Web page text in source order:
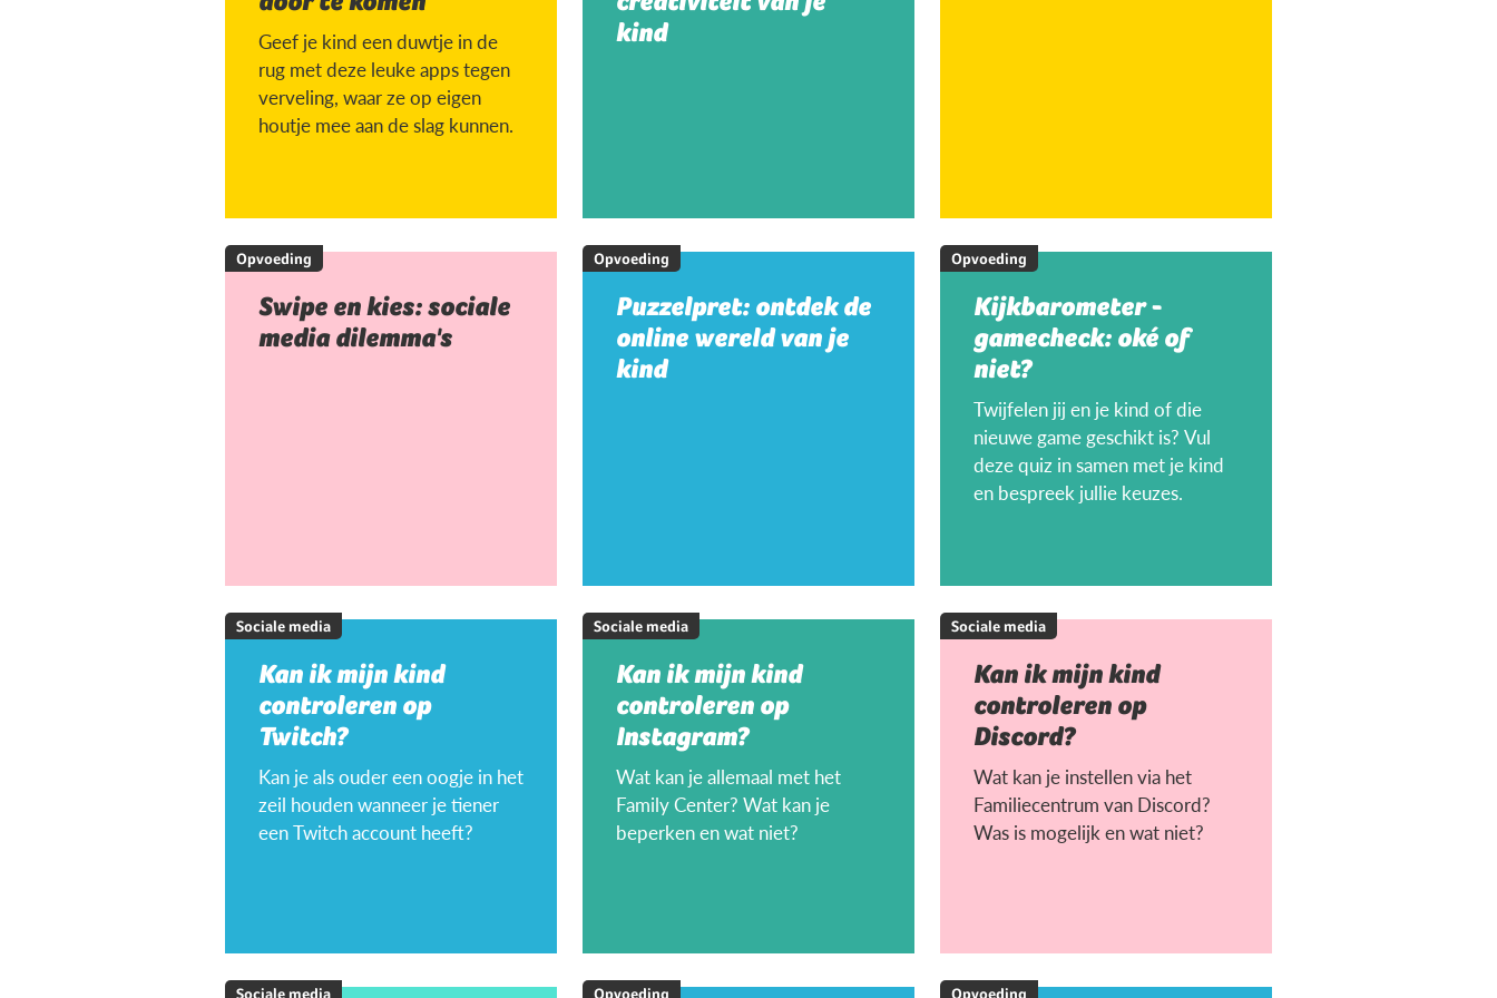
Geef je kind een duwtje in de
rug met deze leuke apps tegen
verveling, waar ze op eigen
houtje mee aan de slag kunnen.
kind
Opvoeding
Swipe en kies: sociale
media dilemma's
Opvoeding
Puzzelpret: ontdek de
online wereld van je
kind
Opvoeding
Kijkbarometer -
gamecheck: oké of
niet?
Twijfelen jij en je kind of die
nieuwe game geschikt is? Vul
deze quiz in samen met je kind
en bespreek jullie keuzes.
Sociale media
Kan ik mijn kind
controleren op
Twitch?
Kan je als ouder een oogje in het
zeil houden wanneer je tiener
een Twitch account heeft?
Sociale media
Kan ik mijn kind
controleren op
Instagram?
Wat kan je allemaal met het
Family Center? Wat kan je
beperken en wat niet?
Sociale media
Kan ik mijn kind
controleren op
Discord?
Wat kan je instellen via het
Familiecentrum van Discord?
Was is mogelijk en wat niet?
Sociale media Opvoeding Opvoeding